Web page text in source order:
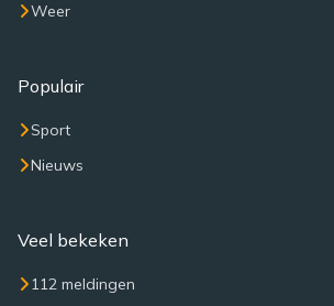
Weer
Populair
Sport
Nieuws
Veel bekeken
112 meldingen